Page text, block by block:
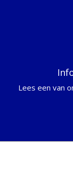
Lees een van